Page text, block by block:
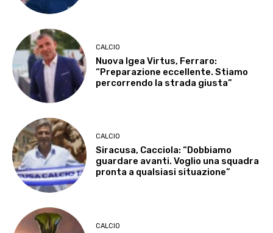
CALCIO
Nuova Igea Virtus, Ferraro:
“Preparazione eccellente. Stiamo
percorrendo la strada giusta”
CALCIO
Siracusa, Cacciola: “Dobbiamo
guardare avanti. Voglio una squadra
pronta a qualsiasi situazione”
CALCIO